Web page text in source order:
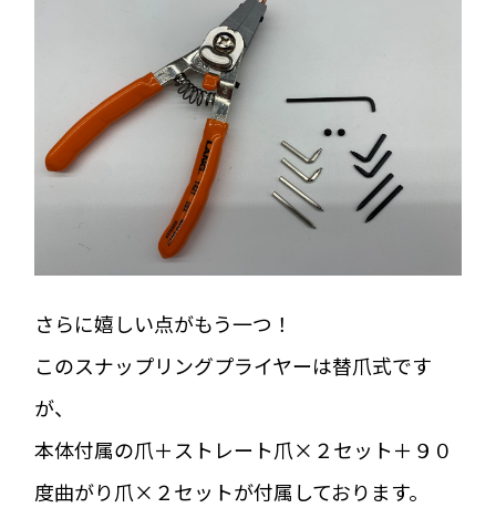
さらに嬉しい点がもう一つ！
このスナップリングプライヤーは替爪式です
が、
本体付属の爪＋ストレート爪×２セット＋９０
度曲がり爪×２セットが付属しております。